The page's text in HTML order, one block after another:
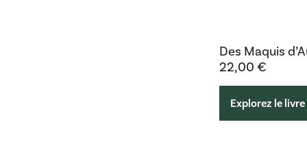
Des Maquis
22,00 €
Explorez le livre